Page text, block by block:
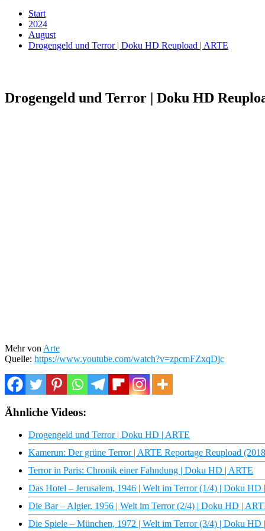
Start
2024
August
Drogengeld und Terror | Doku HD Reupload | ARTE
Drogengeld und Terror | Doku HD
Mehr von Arte
Quelle: https://www.youtube.com/watch?v=zpcmFZxqDjc
Ähnliche Videos:
Drogengeld und Terror | Doku HD | ARTE
Kamerun: Der grüne Terror | ARTE Reportage Reupload
Terror in Paris: Chronik einer Fahndung | Doku HD | ARTE
Das Hotel – Jerusalem, 1946 | Welt im Terror (1/4) | Doku HD
Die Bar – Algier, 1956 | Welt im Terror (2/4) | Doku HD |
Die Spiele – München, 1972 | Welt im Terror (3/4) | Doku HD